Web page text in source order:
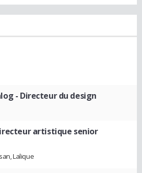
- Directeur du design
artistique senior
Lalique